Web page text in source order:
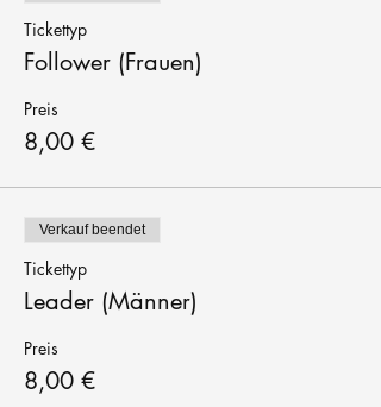
Tickettyp
Follower (Frauen)
Preis
8,00 €
Verkauf beendet
Tickettyp
Leader (Männer)
Preis
8,00 €